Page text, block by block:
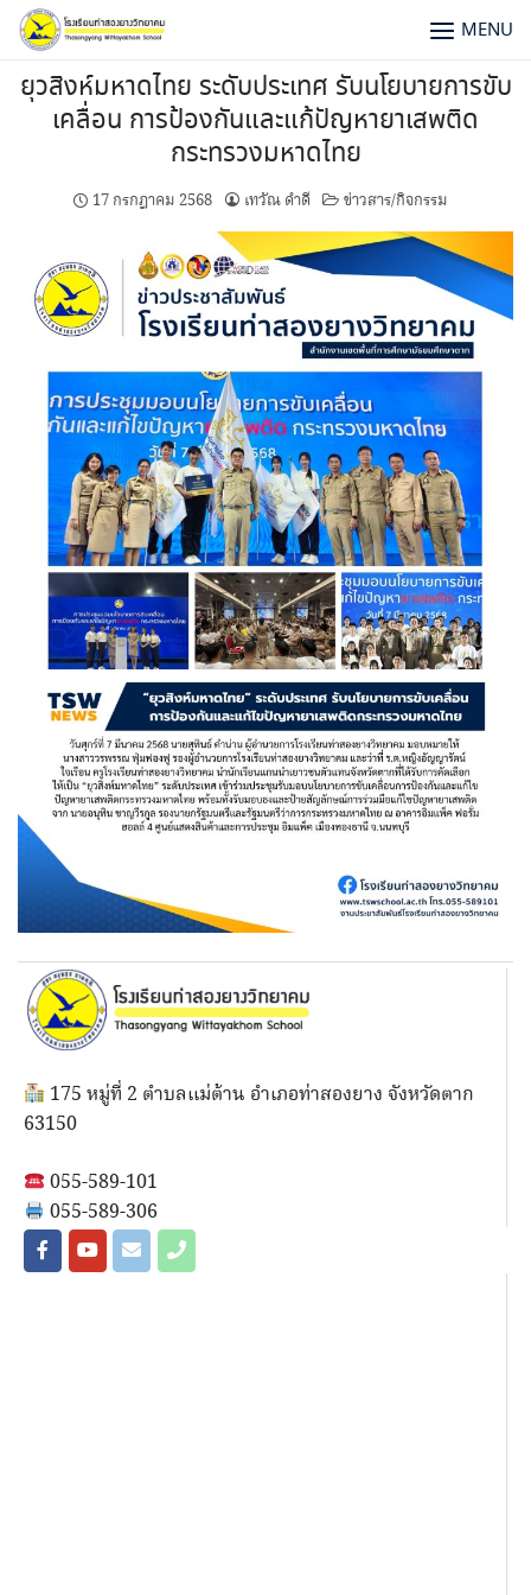
MENU
ยุวสิงห์มหาดไทย ระดับประเทศ รับนโยบายการขับ
เคลื่อน การป้องกันและแก้ปัญหายาเสพติด
กระทรวงมหาดไทย
17 กรกฎาคม 2568 เทวัณ ดำดี ข่าวสาร/กิจกรรม
175 หมู่ที่ 2 ตำบลแม่ต้าน อำเภอท่าสองยาง จังหวัดตาก
63150
055-589-101
055-589-306